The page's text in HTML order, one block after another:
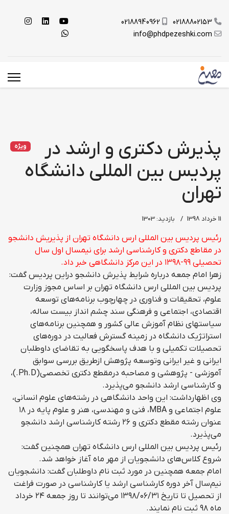
02188802153
02188940962
info@phdpezeshki.com
ویژه
پذیرش دکتری و ارشد در
پردیس بین المللی دانشگاه
تهران
11 خرداد 1398 بازدید: 1303
رئیس پردیس بین المللی ارس دانشگاه تهران از پذیریش دانشجو
در مقاطع دکتری و کارشناسی ارشد برای نیمسال اول سال
تحصیلی ۹۹-۱۳۹۸ در این مرکز دانشگاهی خبر داد.
زهرا امام جمعه درباره شرایط پذیرش دانشجو دراین پردیس گفت:
پردیس بین المللی ارس دانشگاه تهران بر اساس مجوز وزارت
علوم، تحقیقات و فناوری در چهارچوب برنامه‌های توسعه
اقتصادی، اجتماعی و فرهنگی سند چشم انداز بیست ساله،
سیاستهای نظام آموزش عالی کشور و همچنین برنامه‌های
استراتژیک دانشگاه در زمینه گسترش فعالیت در دوره‌های
تحصیلات تکمیلی و با هدف پاسخگویی به تقاضای داوطلبان
ایرانی و غیر ایرانی وتوسعه پژوهش ازطریق بررسی سوابق
آموزشی - پژوهشی و مصاحبه درمقطع دکتری تخصصی(Ph.D.)،
و کارشناسی ارشد دانشجو می‌پذیرد.
وی اظهارداشت: این واحد دانشگاهی در رشته‌های علوم انسانی،
علوم اجتماعی و MBA، فنی و مهندسی، هنر و علوم پایه در ۱۸
عنوان رشته مقطع دکتری و ۲۶ رشته کارشناسی ارشد دانشجو
می‌پذیرد.
رئیس پردیس بین المللی ارس دانشگاه تهران همچنین گفت:
شروع کلاس‌های دانشجویان از مهر ماه آغاز خواهد شد.
امام جمعه همچنین در مورد ثبت نام داوطلبان گفت: دانشجویان
نیم‌سال آخر دوره کارشناسی ارشد یا کارشناسی در صورت فراغت
از تحصیل تا تاریخ ۳۱/‏۰۶/‏۱۳۹۸‬ می‌توانند تا روز جمعه ۲۴ خرداد
ماه ۹۸ ثبت نام نمایند.